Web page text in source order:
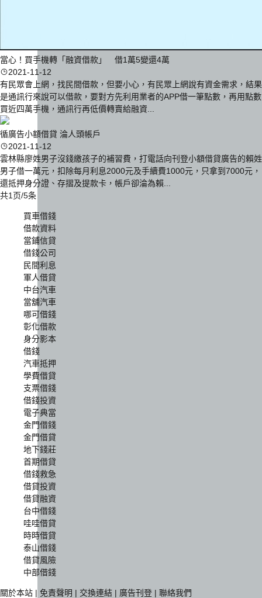
當心！買手機轉「融資借款」 借1萬5變還4萬
2021-11-12
有民眾會上網，找民間借款，但要小心，有民眾上網說有資金需求，結果
是通訊行來說可以借款，要對方先利用業者的APP借一筆點數，再用點數
買近四萬手機，通訊行再低價轉賣給融資...
循廣告小額借貸 淪人頭帳戶
2021-11-12
雲林縣廖姓男子沒錢繳孩子的補習費，打電話向刊登小額借貸廣告的賴姓
男子借一萬元，扣除每月利息2000元及手續費1000元，只拿到7000元，
還抵押身分證、存摺及提款卡，帳戶卻淪為賴...
共1页/5条
買車借錢
借款資料
當鋪信貸
借錢公司
民間利息
軍人借貸
中台汽車
當舖汽車
哪可借錢
彰化借款
身分影本
借錢
汽車抵押
學費借貸
支票借錢
借錢投資
電子典當
金門借錢
金門借貸
地下錢莊
首期借貸
借錢救急
借貸投資
借貸融資
台中借錢
哇哇借貸
時時借貸
泰山借錢
借貸風險
中部借錢
關於本站 | 免責聲明 | 交換連結 | 廣告刊登 | 聯絡我們